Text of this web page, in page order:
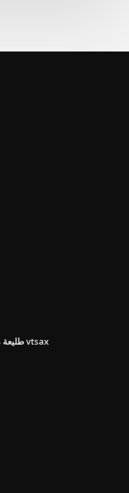
طليعة مجموع مؤشر سوق الأوراق المالية الثقة مقابل vtsax